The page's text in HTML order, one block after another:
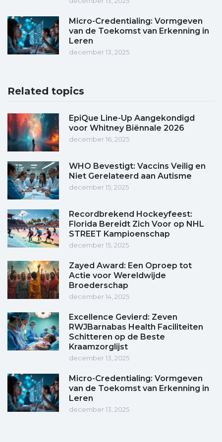
Micro-Credentialing: Vormgeven
van de Toekomst van Erkenning in
Leren
december 13, 2025
Related topics
EpiQue Line-Up Aangekondigd
voor Whitney Biënnale 2026
december 16, 2025
WHO Bevestigt: Vaccins Veilig en
Niet Gerelateerd aan Autisme
december 15, 2025
Recordbrekend Hockeyfeest:
Florida Bereidt Zich Voor op NHL
STREET Kampioenschap
december 15, 2025
Zayed Award: Een Oproep tot
Actie voor Wereldwijde
Broederschap
december 14, 2025
Excellence Gevierd: Zeven
RWJBarnabas Health Faciliteiten
Schitteren op de Beste
Kraamzorglijst
december 13, 2025
Micro-Credentialing: Vormgeven
van de Toekomst van Erkenning in
Leren
december 13, 2025